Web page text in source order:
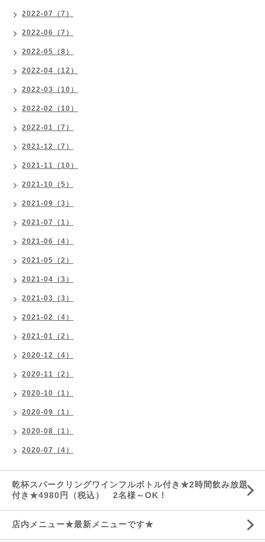
2022-07（7）
2022-06（7）
2022-05（8）
2022-04（12）
2022-03（10）
2022-02（10）
2022-01（7）
2021-12（7）
2021-11（10）
2021-10（5）
2021-09（3）
2021-07（1）
2021-06（4）
2021-05（2）
2021-04（3）
2021-03（3）
2021-02（4）
2021-01（2）
2020-12（4）
2020-11（2）
2020-10（1）
2020-09（1）
2020-08（1）
2020-07（4）
乾杯スパークリングワインフルボトル付き★2時間飲み放題
付き★4980円（税込） 2名様～OK！
店内メニュー★最新メニューです★